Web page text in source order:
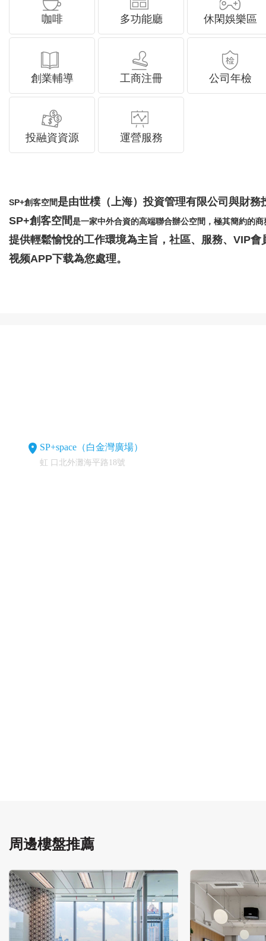
咖啡 多功能廳 休閑娛樂區
創業輔導 工商注冊 公司年檢
投融資資源 運營服務
SP+創客空間是由世樸（上海）投資管理有限公司與財務
SP+創客空間是一家中外合資的高端聯合辦公空間，極其簡約的商務
提供輕鬆愉悅的工作環境為主旨，社區、服務
视频APP下载為您處理。
SP+space（白金灣廣場）
虹 口北外灘海平路18號
周邊樓盤推薦